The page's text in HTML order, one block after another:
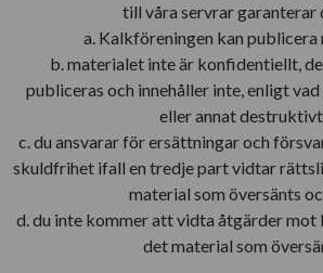
till våra servrar garanterar
a. Kalkföreningen kan
b. materialet inte är konfidentiellt,
publiceras och innehåller inte, enligt
eller annat
c. du ansvarar för ersättningar och
skuldfrihet ifall en tredje part vidtar
material som översänts
d. du inte kommer att vidta åtgärder mot
det material som